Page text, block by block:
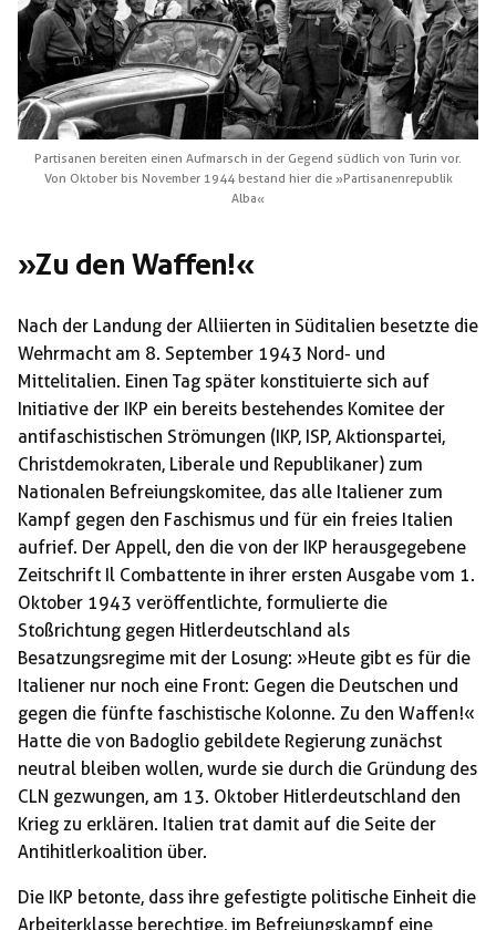
Partisanen bereiten einen Aufmarsch in der Gegend südlich von Turin vor.
Von Oktober bis November 1944 bestand hier die »Partisanenrepublik
Alba«
»Zu den Waffen!«
Nach der Landung der Alliierten in Süditalien besetzte die
Wehrmacht am 8. September 1943 Nord- und
Mittelitalien. Einen Tag später konstituierte sich auf
Initiative der IKP ein bereits bestehendes Komitee der
antifaschistischen Strömungen (IKP, ISP, Aktionspartei,
Christdemokraten, Liberale und Republikaner) zum
Nationalen Befreiungskomitee, das alle Italiener zum
Kampf gegen den Faschismus und für ein freies Italien
aufrief. Der Appell, den die von der IKP herausgegebene
Zeitschrift Il Combattente in ihrer ersten Ausgabe vom 1.
Oktober 1943 veröffentlichte, formulierte die
Stoßrichtung gegen Hitlerdeutschland als
Besatzungsregime mit der Losung: »Heute gibt es für die
Italiener nur noch eine Front: Gegen die Deutschen und
gegen die fünfte faschistische Kolonne. Zu den Waffen!«
Hatte die von Badoglio gebildete Regierung zunächst
neutral bleiben wollen, wurde sie durch die Gründung des
CLN gezwungen, am 13. Oktober Hitlerdeutschland den
Krieg zu erklären. Italien trat damit auf die Seite der
Antihitlerkoalition über.
Die IKP betonte, dass ihre gefestigte politische Einheit die
Arbeiterklasse berechtige, im Befreiungskampf eine